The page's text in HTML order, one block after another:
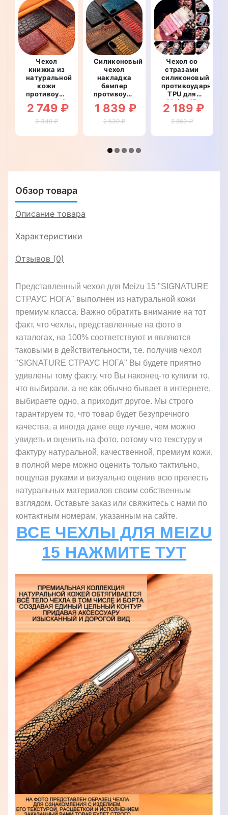
Чехол
книжка из
натуральной
кожи
противоударный
магнитный
для Meizu
15
STONE"
2 749 ₽
3 349 ₽
Силиконовый
чехол
накладка
бампер
противоударный
со
вставкой
из
кожи для
"GENUINE
1 839 ₽
2 539 ₽
Чехол со
стразами
силиконовый
противоударный
TPU для
Meizu 15
"WALL
STAR"
2 189 ₽
2 850 ₽
Обзор товара
Описание товара
Характеристики
Отзывов (0)
Представленный чехол для Meizu 15 "SIGNATURE
СТРАУС НОГА" выполнен из натуральной кожи
премиум класса. Важно обратить внимание на тот
факт, что чехлы, представленные на фото в
каталогах, на 100% соответствуют и являются
таковыми в действительности, т.е. получив чехол
"SIGNATURE СТРАУС НОГА" Вы будете приятно
удивлены тому факту, что Вы наконец-то купили то,
что выбирали, а не как обычно бывает в интернете,
выбираете одно, а приходит другое. Мы строго
гарантируем то, что товар будет безупречного
качества, а иногда даже еще лучше, чем можно
увидеть и оценить на фото, потому что текстуру и
фактуру натуральной, качественной, премиум кожи,
в полной мере можно оценить только тактильно,
пощупав руками и визуально оценив всю прелесть
натуральных материалов своим собственным
взглядом. Оставьте заказ или свяжитесь с нами по
контактным номерам, указанным на сайте.
ВСЕ ЧЕХЛЫ ДЛЯ MEIZU
15 НАЖМИТЕ ТУТ